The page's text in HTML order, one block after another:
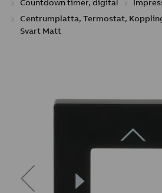
Countdown timer, digital
Centrumplatta, Termostat,
Svart Matt